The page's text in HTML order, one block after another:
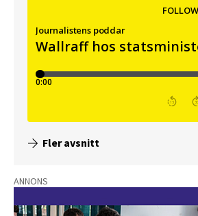
Fler avsnitt
ANNONS